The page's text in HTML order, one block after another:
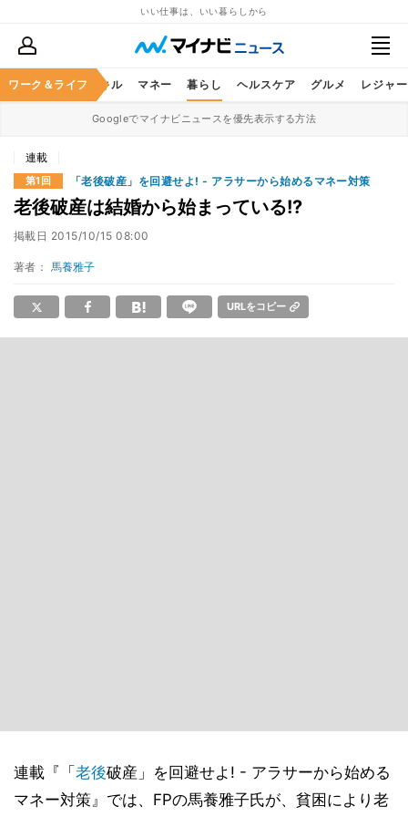
いい仕事は、いい暮らしから
ワーク＆ライフ
ア ビジネススキル マネー 暮らし ヘルスケア グルメ レジャー
Googleでマイナビニュースを優先表示する方法
連載
第1回 「老後破産」を回避せよ! - アラサーから始めるマネー対策
老後破産は結婚から始まっている!?
掲載日 2015/10/15 08:00
著者： 馬養雅子
URLをコピー
連載『「 老後破産」を回避せよ! - アラサーから始める
マネー対策』では、FPの馬養雅子氏が、貧困により老